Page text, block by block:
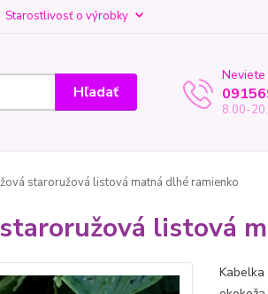
Starostlivosť o výrobky
Hľadať
8.00-
staroružová listová matná dlhé ramienko
listová